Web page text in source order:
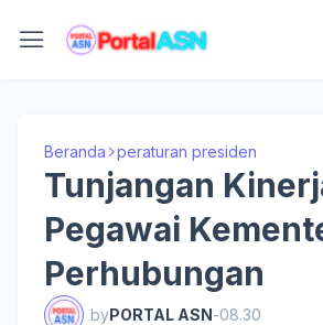
Beranda peraturan presiden
Tunjangan
Pegawai
Perhubungan
byPORTAL ASN-08.30